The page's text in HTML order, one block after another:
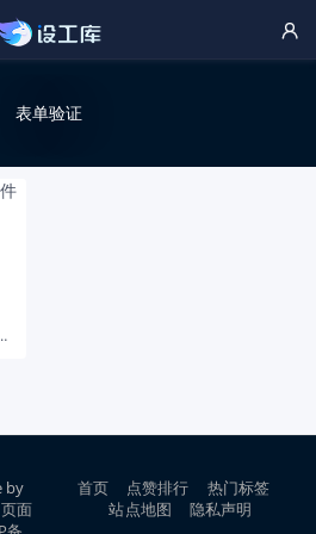

表单验证
– jQuery Mask Plugin
by
面
首页 点赞排行
热门标签
站点地图
隐私声明